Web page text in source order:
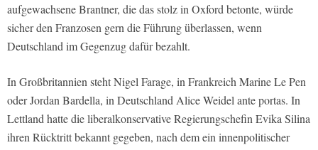
aufgewachsene Brantner, die das stolz in Oxford betonte, würde
sicher den Franzosen gern die Führung überlassen, wenn
Deutschland im Gegenzug dafür bezahlt.
In Großbritannien steht Nigel Farage, in Frankreich Marine Le Pen
oder Jordan Bardella, in Deutschland Alice Weidel ante portas. In
Lettland hatte die liberalkonservative Regierungschefin Evika Silina
ihren Rücktritt bekannt gegeben, nach dem ein innenpolitischer